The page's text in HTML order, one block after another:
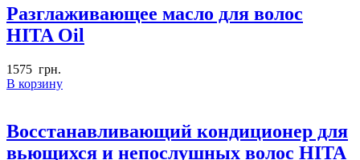
Разглаживающее масло для волос
HITA Oil
1575 грн.
В корзину
Восстанавливающий кондиционер для
вьющихся и непослушных волос HITA